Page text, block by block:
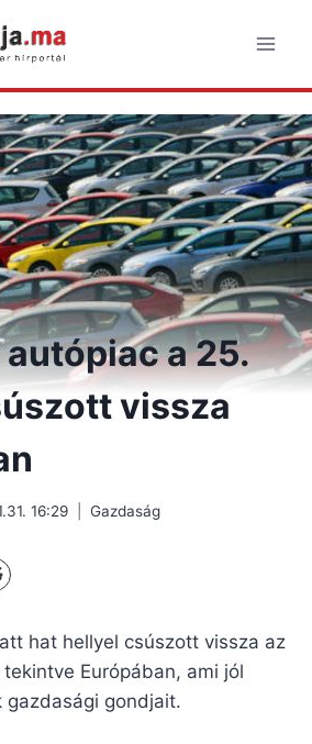
a 25.
vissza
16:29 Gazdaság
hat hellyel csúszott vissza az
Európában, ami jól
gazdasági gondjait.